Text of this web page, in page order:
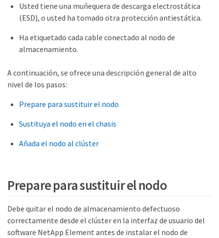
Usted tiene una muñequera de descarga electrostática
(ESD), o usted ha tomado otra protección antiestática.
Ha etiquetado cada cable conectado al nodo de
almacenamiento.
A continuación, se ofrece una descripción general de alto
nivel de los pasos:
Prepare para sustituir el nodo
Sustituya el nodo en el chasis
Añada el nodo al clúster
Prepare para sustituir el nodo
Debe quitar el nodo de almacenamiento defectuoso
correctamente desde el clúster en la interfaz de usuario del
software NetApp Element antes de instalar el nodo de